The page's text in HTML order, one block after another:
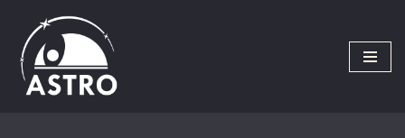
Saltar
al
contenido